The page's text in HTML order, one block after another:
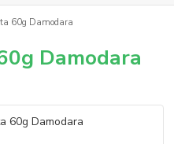
60g Damodara
Damodara